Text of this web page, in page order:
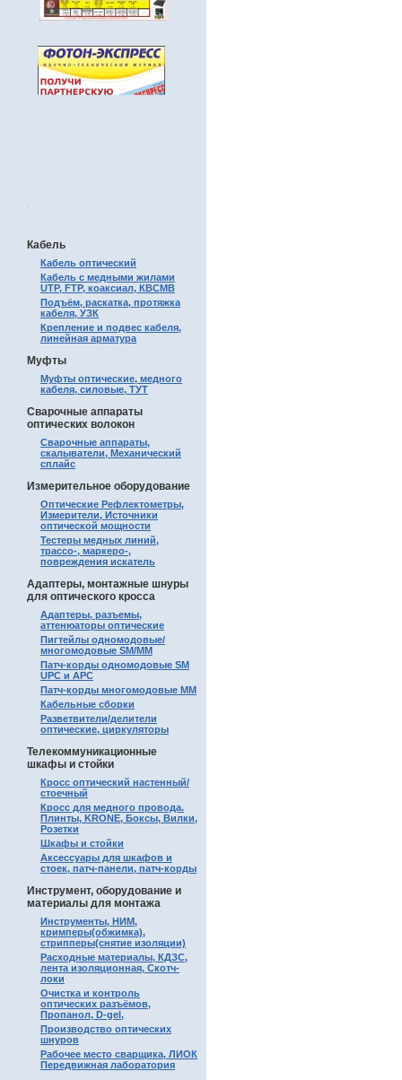
.
Кабель
Кабель оптический
Кабель с медными жилами
UTP, FTP, коаксиал, КВСМВ
Подъём, раскатка, протяжка
кабеля, УЗК
Крепление и подвес кабеля,
линейная арматура
Муфты
Муфты оптические, медного
кабеля, силовые, ТУТ
Сварочные аппараты
оптических волокон
Сварочные аппараты,
скалыватели, Механический
сплайс
Измерительное оборудование
Оптические Рефлектометры,
Измерители, Источники
оптической мощности
Тестеры медных линий,
трассо-, маркеро-,
повреждения искатель
Адаптеры, монтажные шнуры
для оптического кросса
Адаптеры, разъемы,
аттенюаторы оптические
Пигтейлы одномодовые/
многомодовые SM/MM
Патч-корды одномодовые SM
UPC и APC
Патч-корды многомодовые MM
Кабельные сборки
Разветвители/делители
оптические, циркуляторы
Телекоммуникационные
шкафы и стойки
Кросс оптический настенный/
стоечный
Кросс для медного провода.
Плинты, KRONE, Боксы, Вилки,
Розетки
Шкафы и стойки
Аксессуары для шкафов и
стоек, патч-панели, патч-корды
Инструмент, оборудование и
материалы для монтажа
Инструменты, НИМ,
кримперы(обжимка),
стрипперы(снятие изоляции)
Расходные материалы, КДЗС,
лента изоляционная, Скотч-
локи
Очистка и контроль
оптических разъёмов,
Пропанол, D-gel,
Производство оптических
шнуров
Рабочее место сварщика, ЛИОК
Передвижная лаборатория